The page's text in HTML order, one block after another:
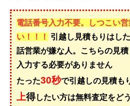
電話番号入力不要。しつこい
い！！！
引越し見積もりはし
話営業が嫌な人。こちらの見
入力する必要がありません
たった30秒で引越しの見積も
上得したい方は無料査定をど